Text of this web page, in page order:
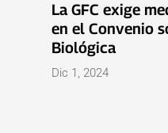
La GFC exige
en el Convenio
Biológica
Dic 1, 2024